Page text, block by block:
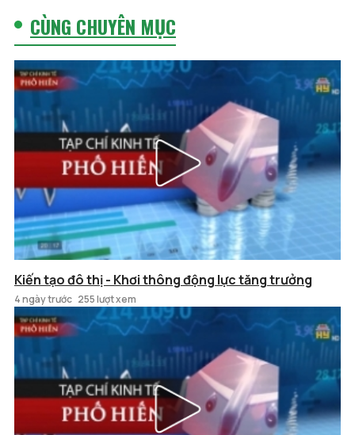
CÙNG CHUYÊN MỤC
Kiến tạo đô thị - Khơi thông động lực tăng trưởng
4 ngày trước 255 lượt xem